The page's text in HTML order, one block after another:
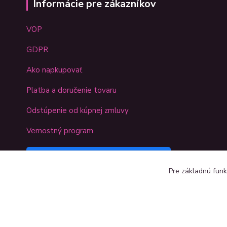
Informácie pre zákazníkov
VOP
GDPR
Ako napkupovať
Platba a doručenie tovaru
Odstúpenie od kúpnej zmluvy
Vernostný program
Pre základnú